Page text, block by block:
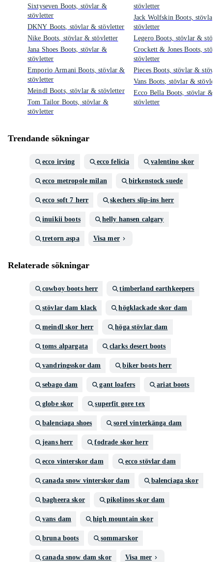
Sixtyseven Boots, stövlar &
stövletter
DKNY Boots, stövlar & stövletter
Nike Boots, stövlar & stövletter
Jana Shoes Boots, stövlar &
stövletter
Emporio Armani Boots, stövlar &
stövletter
Meindl Boots, stövlar & stövletter
Tom Tailor Boots, stövlar &
stövletter
stövletter
Jack Wolfskin Boots, stövlar
stövletter
Legero Boots, stövlar &
Crockett & Jones Boots,
stövletter
Pieces Boots, stövlar &
Vans Boots, stövlar &
Ecco Bella Boots, stövlar &
stövletter
Trendande sökningar
ecco irving ecco felicia valentino skor
ecco metropole milan birkenstock suede
ecco soft 7 herr skechers slip-ins herr
inuikii boots helly hansen calgary
tretorn aspa Visa mer
Relaterade sökningar
cowboy boots herr timberland earthkeepers
stövlar dam klack högklackade skor dam
meindl skor herr höga stövlar dam
toms alpargata clarks desert boots
vandringsskor dam biker boots herr
sebago dam gant loafers ariat boots
globe skor superfit gore tex
balenciaga shoes sorel vinterkänga dam
jeans herr fodrade skor herr
ecco vinterskor dam ecco stövlar dam
canada snow vinterskor dam balenciaga skor
bagheera skor pikolinos skor dam
vans dam high mountain skor
bruna boots sommarskor
canada snow dam skor Visa mer